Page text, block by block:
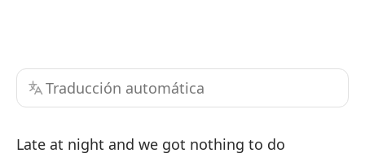
Traducción automática
Late at night and we got nothing to do